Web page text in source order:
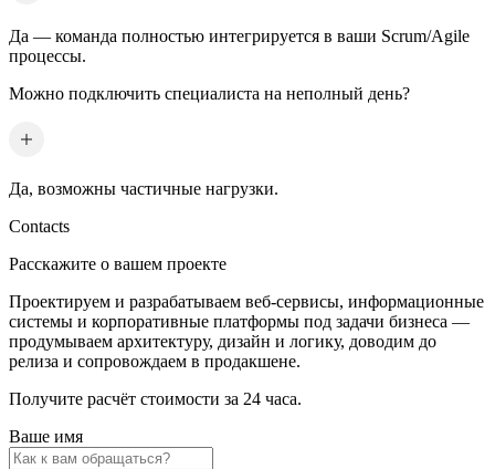
Да — команда полностью интегрируется в ваши Scrum/Agile
процессы.
Можно подключить специалиста на неполный день?
Да, возможны частичные нагрузки.
Contacts
Расскажите о вашем проекте
Проектируем и разрабатываем веб-сервисы, информационные
системы и корпоративные платформы под задачи бизнеса —
продумываем архитектуру, дизайн и логику, доводим до
релиза и сопровождаем в продакшене.
Получите расчёт стоимости за 24 часа.
Ваше имя